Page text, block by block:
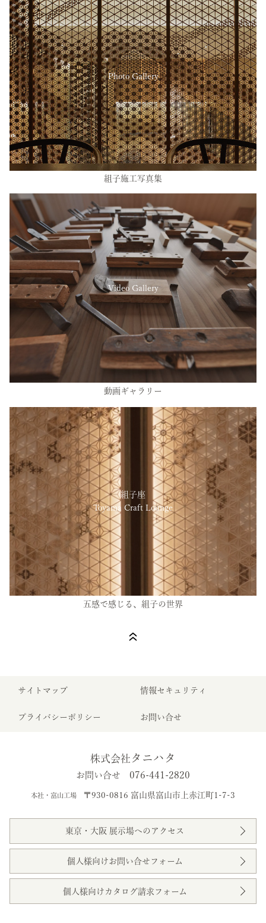
Photo Gallery
組子施工写真集
Video Gallery
動画ギャラリー
組子座
Toyama Craft Lounge
五感で感じる、組子の世界
サイトマップ 情報セキュリティ
プライバシーポリシー お問い合せ
株式会社 タニハタ
お問い合せ 076-441-2820
本社・富山工場 〒930-0816 富山県富山市上赤江町1-7-3
東京・大阪 展示場へのアクセス
個人様向けお問い合せフォーム
個人様向けカタログ請求フォーム